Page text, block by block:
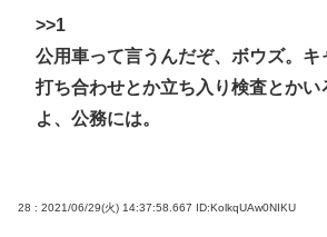
>>1
公用車って言うんだぞ、ボウズ。キ
打ち合わせとか立ち入り検査とかい
よ、公務には。
28 : 2021/06/29(火) 14:37:58.667 ID:KolkqUAw0NIKU